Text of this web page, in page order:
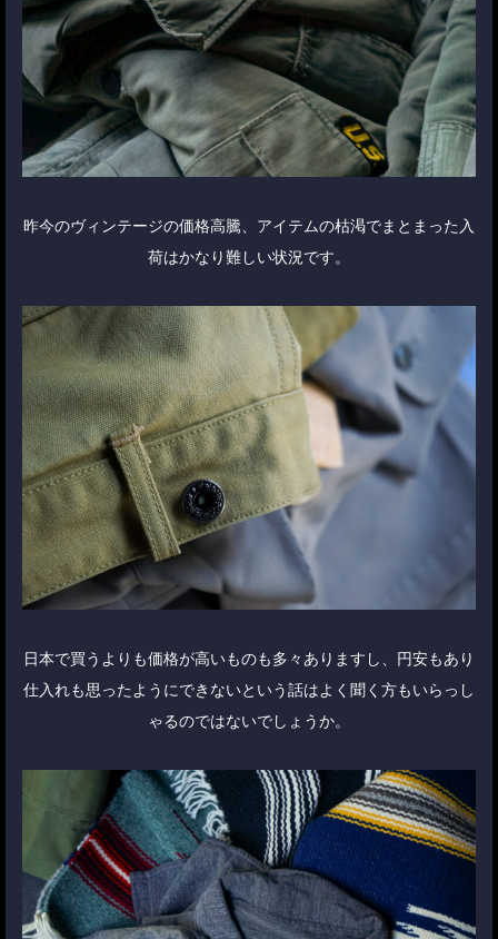
昨今のヴィンテージの価格高騰、アイテムの枯渇でまとまった入
荷はかなり難しい状況です。
日本で買うよりも価格が高いものも多々ありますし、円安もあり
仕入れも思ったようにできないという話はよく聞く方もいらっし
ゃるのではないでしょうか。